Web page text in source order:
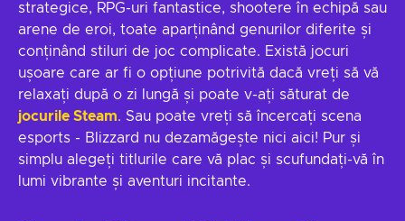
strategice, RPG-uri fantastice, shootere în echipă sau
arene de eroi, toate aparținând genurilor diferite și
conținând stiluri de joc complicate. Există jocuri
ușoare care ar fi o opțiune potrivită dacă vreți să vă
relaxați după o zi lungă și poate v-ați săturat de
jocurile Steam. Sau poate vreți să încercați scena
esports - Blizzard nu dezamăgește nici aici! Pur și
simplu alegeți titlurile care vă plac și scufundați-vă în
lumi vibrante și aventuri incitante.